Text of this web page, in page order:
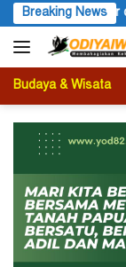
Langsung
ke
konten
Breaking News
Pegunungan
Budaya & Wisata